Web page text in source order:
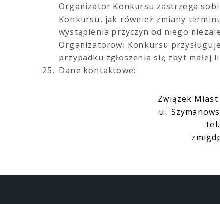
Organizator Konkursu zastrzega
Konkursu, jak również zmiany
wystąpienia przyczyn od niego
Organizatorowi Konkursu
przypadku zgłoszenia się zbyt małej
Dane kontaktowe:
Związek
ul.